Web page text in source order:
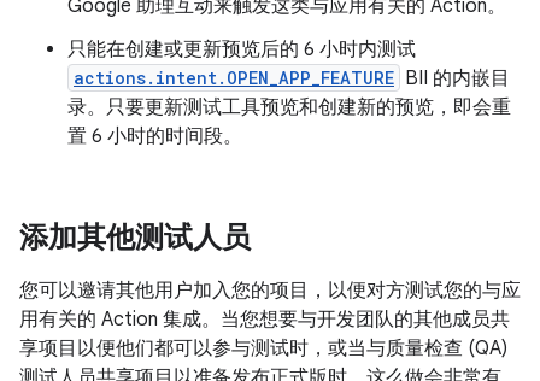
Google 助理互动来触发这类与应用有关的 Action。
只能在创建或更新预览后的 6 小时内测试
actions.intent.OPEN_APP_FEATURE BII 的内嵌目
录。只要更新测试工具预览和创建新的预览，即会重
置 6 小时的时间段。
添加其他测试人员
您可以邀请其他用户加入您的项目，以便对方测试您的与应
用有关的 Action 集成。当您想要与开发团队的其他成员共
享项目以便他们都可以参与测试时，或当与质量检查 (QA)